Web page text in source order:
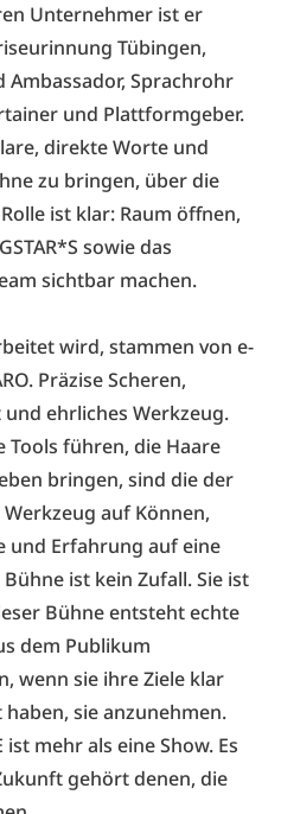
Unternehmer ist er
Tübingen,
Ambassador, Sprachrohr
und Plattformgeber.
direkte Worte und
zu bringen, über die
ist klar: Raum öffnen,
sowie das
sichtbar machen.
wird, stammen von e-
Präzise Scheren,
ehrliches Werkzeug.
Tools führen, die Haare
bringen, sind die der
Werkzeug auf Können,
und Erfahrung auf eine
ist kein Zufall. Sie ist
Bühne entsteht echte
dem Publikum
wenn sie ihre Ziele klar
sie anzunehmen.
ist mehr als eine Show. Es
gehört denen, die